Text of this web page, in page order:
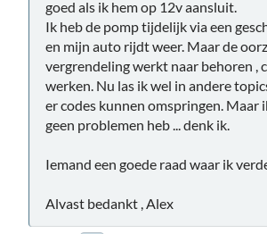
goed als ik hem op 12v aansluit.
Ik heb de pomp tijdelijk via een
en mijn auto rijdt weer. Maar de
vergrendeling werkt naar behoren ,
werken. Nu las ik wel in andere
er codes kunnen omspringen.
geen problemen heb ... denk ik.
Iemand een goede raad waar ik
Alvast bedankt , Alex